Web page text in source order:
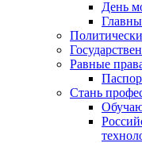
День
Равные
Стань